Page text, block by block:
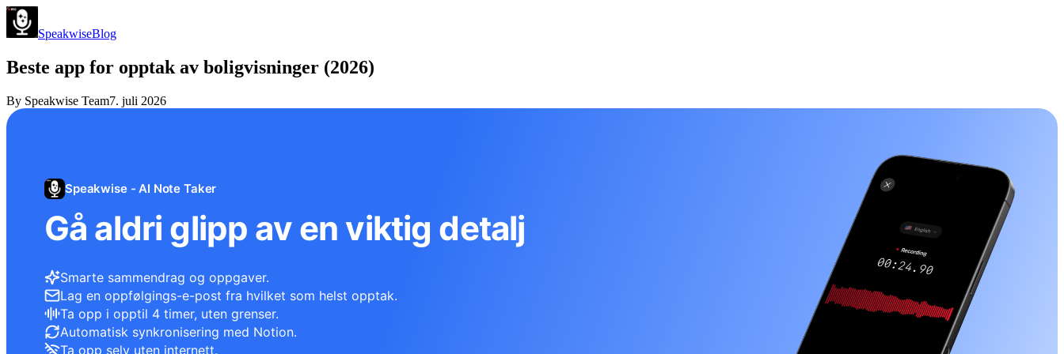
SpeakwiseBlog
Beste app for opptak av boligvisninger (2026)
By Speakwise Team7. juli 2026
Speakwise - AI Note Taker
Gå aldri glipp av en viktig detalj
Smarte sammendrag og oppgaver.
Lag en oppfølgings-e-post fra hvilket som helst opptak.
Ta opp i opptil 4 timer, uten grenser.
Automatisk synkronisering med Notion.
Ta opp selv uten internett.